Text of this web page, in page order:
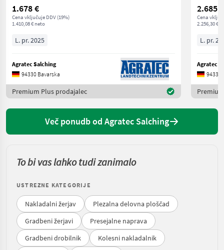
1.678 €
Cena vključuje DDV (19%)
1.410,08 € neto
L. pr. 2025
Agratec Salching
94330 Bavarska
Premium Plus prodajalec
2.685 €
Cena
2.256,30 €
L. pr.
Agratec
94330
Več ponudb od Agratec Salching
To bi vas lahko tudi zanimalo
USTREZNE KATEGORIJE
Nakladalni žerjav
Plezalna delovna ploščad
Gradbeni žerjavi
Presejalne naprava
Gradbeni drobilnik
Kolesni nakladalnik